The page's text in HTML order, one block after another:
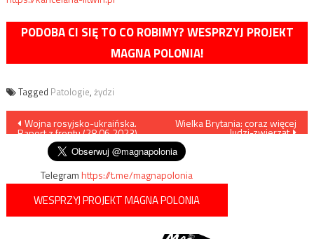
PODOBA CI SIĘ TO CO ROBIMY? WESPRZYJ PROJEKT
MAGNA POLONIA!
Tagged Patologie, żydzi
Nawigacja
wpisu
Wojna rosyjsko-ukraińska.
Raport z frontu (28.06.2023)
Wielka Brytania: coraz więcej
ludzi-zwierząt
Telegramhttps://t.me/magnapolonia
WESPRZYJ PROJEKT MAGNA POLONIA